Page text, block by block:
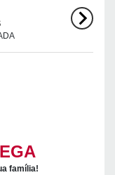
família!